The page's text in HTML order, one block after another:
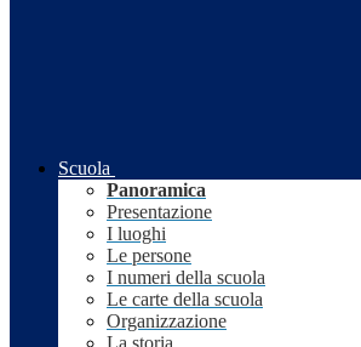
Scuola
Panoramica
Presentazione
I luoghi
Le persone
I numeri della scuola
Le carte della scuola
Organizzazione